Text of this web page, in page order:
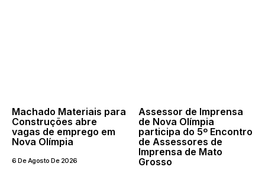
Machado Materiais para
Construções abre
vagas de emprego em
Nova Olímpia
6 De Agosto De 2026
Assessor de Imprensa
de Nova Olímpia
participa do 5º Encontro
de Assessores de
Imprensa de Mato
Grosso